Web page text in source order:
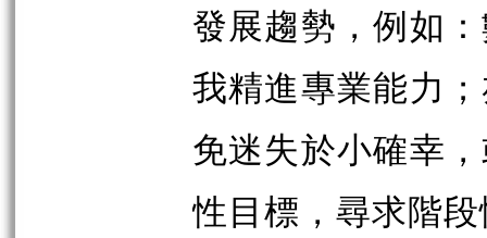
發展趨勢，例如
我精進專業能力
免迷失於小確幸
性目標，尋求階